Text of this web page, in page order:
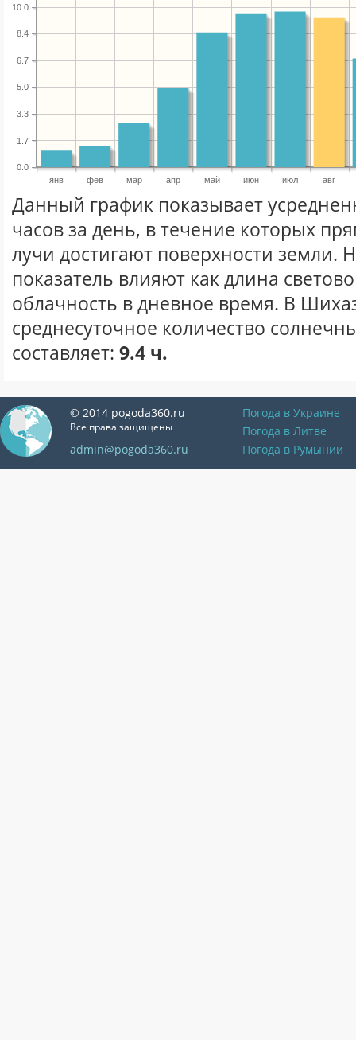
янв фев мар апр май июн июл авг
0.0
1.7
3.3
5.0
6.7
8.4
10.0
Данный график показывает
часов за день, в течение которых
лучи достигают поверхности земли.
показатель влияют как длина
облачность в дневное время. В
среднесуточное количество
составляет: 9.4 ч.
© 2014 pogoda360.ru
Все права защищены
admin@pogoda360.ru
Погода в Украине
Погода в Литве
Погода в Румынии